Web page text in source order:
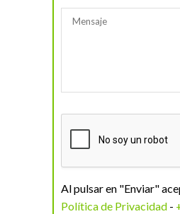
Al pulsar en "Enviar"
Política de Privacidad -